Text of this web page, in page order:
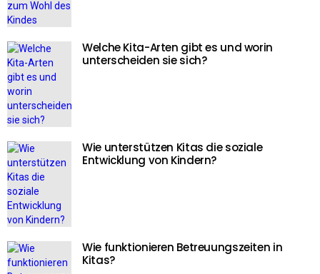
Welche Kita-Arten gibt es und worin
unterscheiden sie sich?
Wie unterstützen Kitas die soziale
Entwicklung von Kindern?
Wie funktionieren Betreuungszeiten in
Kitas?